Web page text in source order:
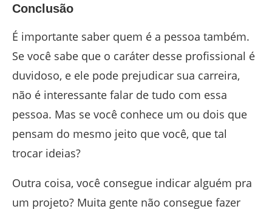
Conclusão
É importante saber quem é a pessoa também.
Se você sabe que o caráter desse profissional é
duvidoso, e ele pode prejudicar sua carreira,
não é interessante falar de tudo com essa
pessoa. Mas se você conhece um ou dois que
pensam do mesmo jeito que você, que tal
trocar ideias?
Outra coisa, você consegue indicar alguém pra
um projeto? Muita gente não consegue fazer